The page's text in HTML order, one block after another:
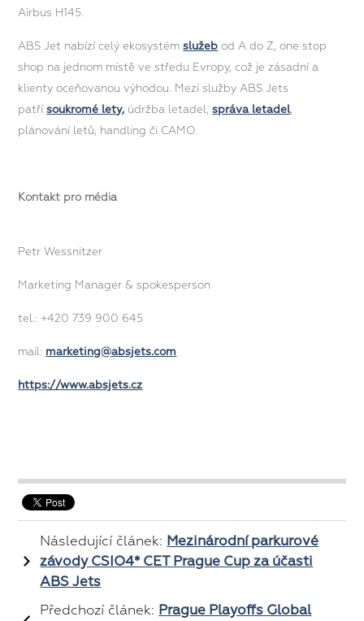
Airbus H145.
ABS Jet nabízí celý ekosystémslužeb od A do Z, one stop
shop na jednom místě ve středu Evropy, což je zásadní a
klienty oceňovanou výhodou. Mezi služby ABS Jets
patřísoukromé lety, údržba letadel,správa letadel,
plánování letů, handling či CAMO.
Kontakt pro média
Petr Wessnitzer
Marketing Manager & spokesperson
tel.: +420 739 900 645
mail: marketing@absjets.com
https://www.absjets.cz
Následující článek: Mezinárodní parkurové
závody CSIO4* CET Prague Cup za účasti
ABS Jets
Předchozí článek: Prague Playoffs Global